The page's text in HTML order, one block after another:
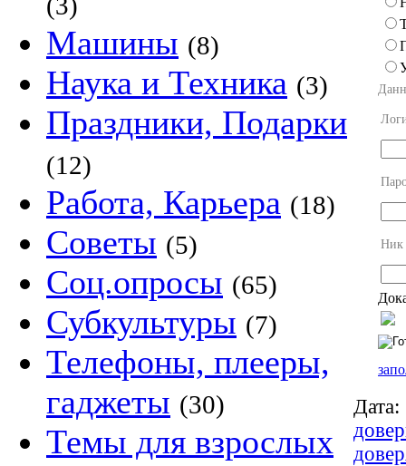
Машины (8)
Наука и Техника (3)
Праздники, Подарки
(12)
Работа, Карьера (18)
Советы (5)
Соц.опросы (65)
Субкультуры (7)
Телефоны, плееры,
гаджеты (30)
Темы для взрослых
Ник
Дата: